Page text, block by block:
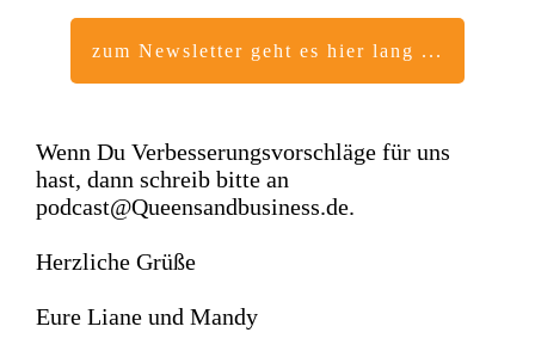
zum Newsletter geht es hier lang ...
Wenn Du Verbesserungsvorschläge für uns
hast, dann schreib bitte an
podcast@Queensandbusiness.de.
Herzliche Grüße
Eure Liane und Mandy